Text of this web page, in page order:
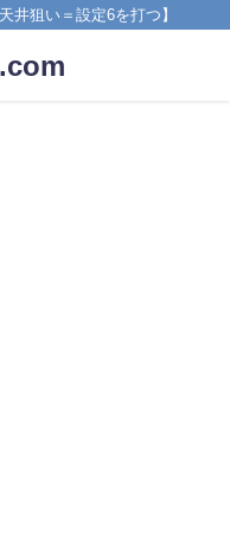
狙い＝設定6を打つ】